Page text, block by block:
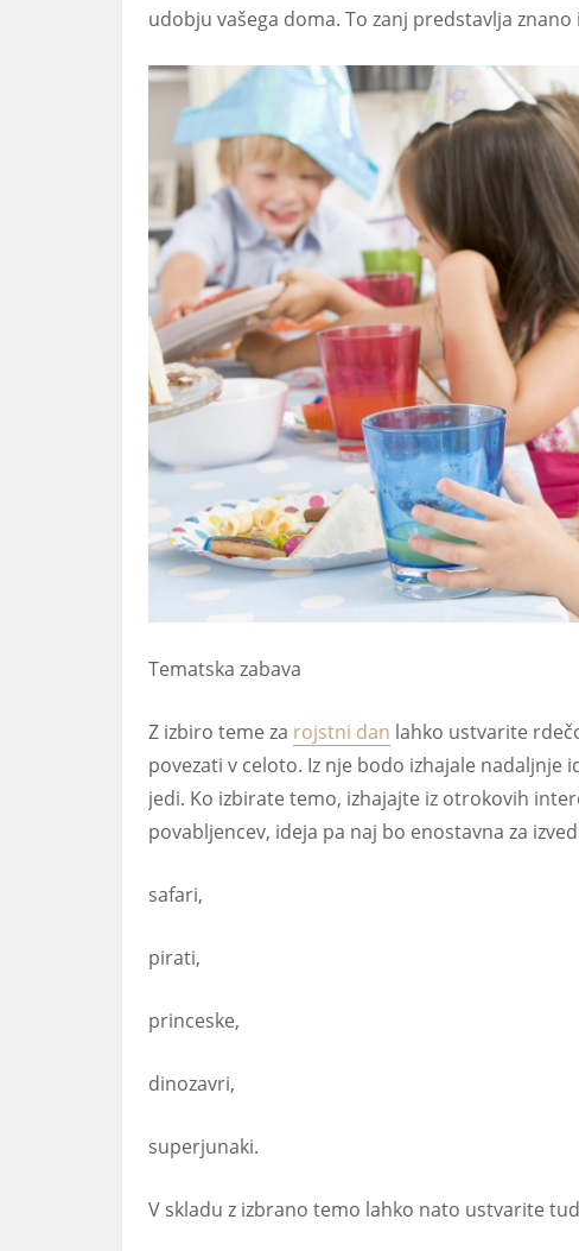
udobju vašega doma. To zanj predstavlja
Tematska zabava
Z izbiro teme za rojstni dan lahko ustvarite
povezati v celoto. Iz nje bodo izhajale
jedi. Ko izbirate temo, izhajajte iz otrokovih
povabljencev, ideja pa naj bo enostavna za
safari,
pirati,
princeske,
dinozavri,
superjunaki.
V skladu z izbrano temo lahko nato ustvarite